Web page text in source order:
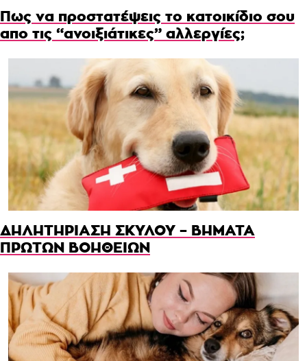
Πως να προστατέψεις το κατοικίδιο σου
απο τις “ανοιξιάτικες” αλλεργίες;
ΔΗΛΗΤΗΡΙΑΣΗ ΣΚΥΛΟΥ – ΒΗΜΑΤΑ
ΠΡΩΤΩΝ ΒΟΗΘΕΙΩΝ